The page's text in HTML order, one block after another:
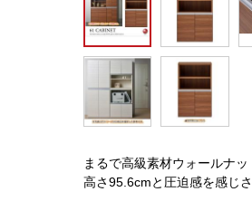
まるで高級素材ウォールナ
高さ95.6cmと圧迫感を感じ